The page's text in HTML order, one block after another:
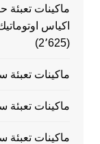
ماكينات
اكياس
(2٬625)
ماكينات
ماكينات تعبئة
ماكينات